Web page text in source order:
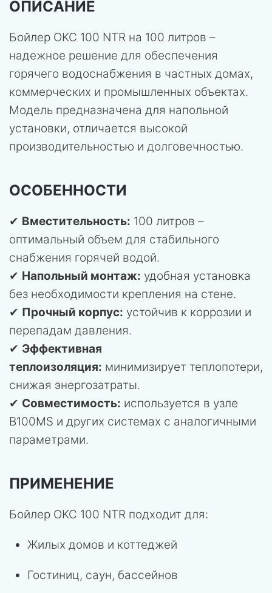
ОПИСАНИЕ
Бойлер OKC 100 NTR на 100 литров –
надежное решение для обеспечения
горячего водоснабжения в частных домах,
коммерческих и промышленных объектах.
Модель предназначена для напольной
установки, отличается высокой
производительностью и долговечностью.
ОСОБЕННОСТИ
✔ Вместительность: 100 литров –
оптимальный объем для стабильного
снабжения горячей водой.
✔ Напольный монтаж: удобная установка
без необходимости крепления на стене.
✔ Прочный корпус: устойчив к коррозии и
перепадам давления.
✔ Эффективная
теплоизоляция: минимизирует теплопотери,
снижая энергозатраты.
✔ Совместимость: используется в узле
B100MS и других системах с аналогичными
параметрами.
ПРИМЕНЕНИЕ
Бойлер OKC 100 NTR подходит для:
Жилых домов и коттеджей
Гостиниц, саун, бассейнов